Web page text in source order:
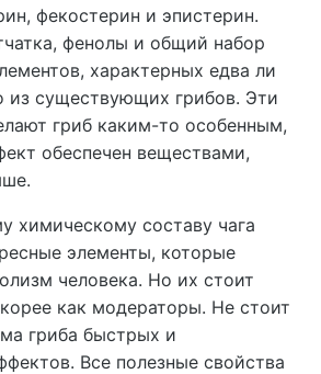
фекостерин и эпистерин.
фенолы и общий набор
характерных едва ли
из существующих грибов. Эти
гриб каким-то особенным,
обеспечен веществами,
химическому составу чага
элементы, которые
человека. Но их стоит
как модераторы. Не стоит
гриба быстрых и
Все полезные свойства